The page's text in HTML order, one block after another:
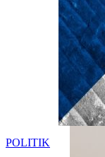
POLITIK